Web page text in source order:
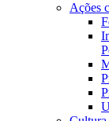
Ações